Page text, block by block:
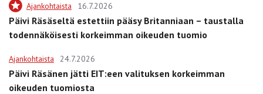
Ajankohtaista 16.7.2026
Päivi Räsäseltä estettiin pääsy Britanniaan – taustalla
todennäköisesti korkeimman oikeuden tuomio
Ajankohtaista 24.7.2026
Päivi Räsänen jätti EIT:een valituksen korkeimman
oikeuden tuomiosta